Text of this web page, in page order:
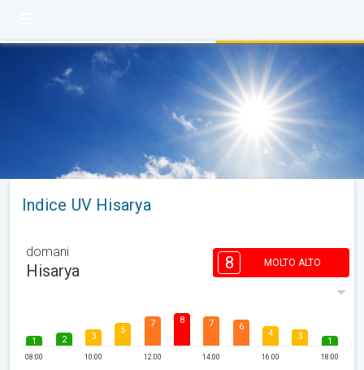
Indice UV Hisarya
domani
Hisarya 8 MOLTO ALTO
1
08:00
2 3
10:00
5
7
12:00
8 7
14:00
6
4
16:00
3 1
18:00